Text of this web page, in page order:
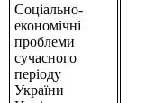
Соціально-
економічні
проблеми
сучасного
періоду
України